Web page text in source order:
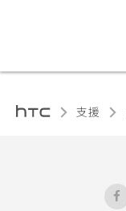
支援